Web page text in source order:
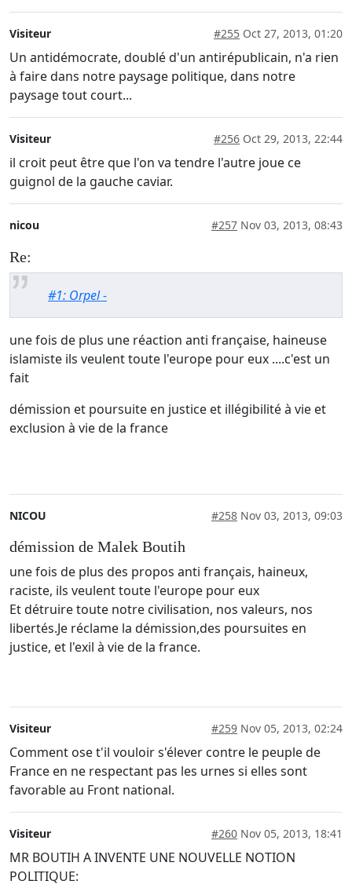
Visiteur #255 Oct 27, 2013, 01:20
Un antidémocrate, doublé d'un antirépublicain, n'a rien
à faire dans notre paysage politique, dans notre
paysage tout court...
Visiteur #256 Oct 29, 2013, 22:44
il croit peut être que l'on va tendre l'autre joue ce
guignol de la gauche caviar.
nicou #257 Nov 03, 2013, 08:43
Re:
#1: Orpel -
une fois de plus une réaction anti française, haineuse
islamiste ils veulent toute l'europe pour eux ....c'est un
fait
démission et poursuite en justice et illégibilité à vie et
exclusion à vie de la france
NICOU #258 Nov 03, 2013, 09:03
démission de Malek Boutih
une fois de plus des propos anti français, haineux,
raciste, ils veulent toute l'europe pour eux
Et détruire toute notre civilisation, nos valeurs, nos
libertés.Je réclame la démission,des poursuites en
justice, et l'exil à vie de la france.
Visiteur #259 Nov 05, 2013, 02:24
Comment ose t'il vouloir s'élever contre le peuple de
France en ne respectant pas les urnes si elles sont
favorable au Front national.
Visiteur #260 Nov 05, 2013, 18:41
MR BOUTIH A INVENTE UNE NOUVELLE NOTION
POLITIQUE: